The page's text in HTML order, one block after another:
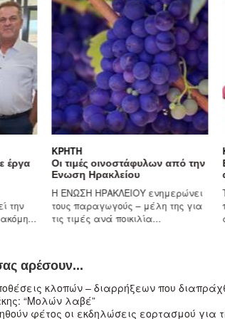
ΚΡΉΤΗ
Οι τιμές οινοστάφυλων από την
Ενωση Ηρακλείου
Η ΕΝΩΣΗ ΗΡΑΚΛΕΙΟΥ ενημερώνει
τους παραγωγούς – μέλη της για
τις τιμές ανά ποικιλία...
Το
αρέσουν...
κλοπών – διαρρήξεων που
“Μολών λαβέ”
φέτος οι εκδηλώσεις εορτασμού για